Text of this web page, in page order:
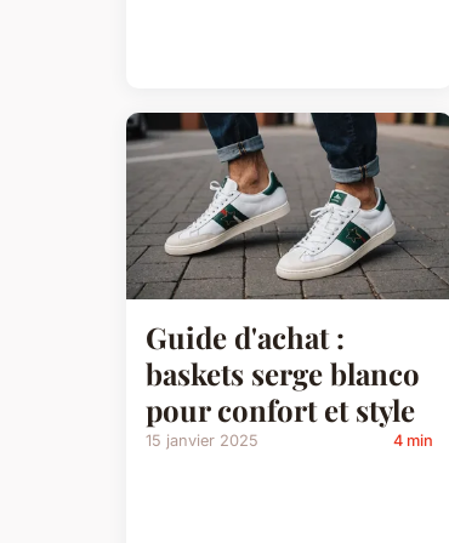
Guide d'achat :
baskets serge blanco
pour confort et style
15 janvier 2025 4 min